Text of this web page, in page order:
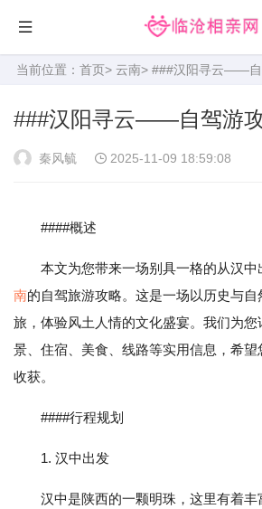
当前位置： 首页> 云南> ###汉阳寻云——自
###汉阳寻云——自驾游
秦风毓 2025-11-09 18:59:08
####概述
本文为您带来一场别具一格的从汉中
南的自驾旅游攻略。这是一场以历史与自
旅，体验风土人情的文化盛宴。我们为
景、住宿、美食、线路等实用信息，希
收获。
####行程规划
1. 汉中出发
汉中是陕西的一颗明珠，这里有着